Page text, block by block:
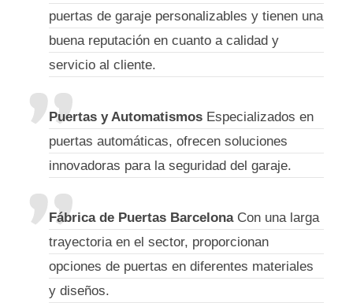
puertas de garaje personalizables y tienen una
buena reputación en cuanto a calidad y
servicio al cliente.
Puertas y Automatismos Especializados en
puertas automáticas, ofrecen soluciones
innovadoras para la seguridad del garaje.
Fábrica de Puertas BarcelonaCon una larga
trayectoria en el sector, proporcionan
opciones de puertas en diferentes materiales
y diseños.